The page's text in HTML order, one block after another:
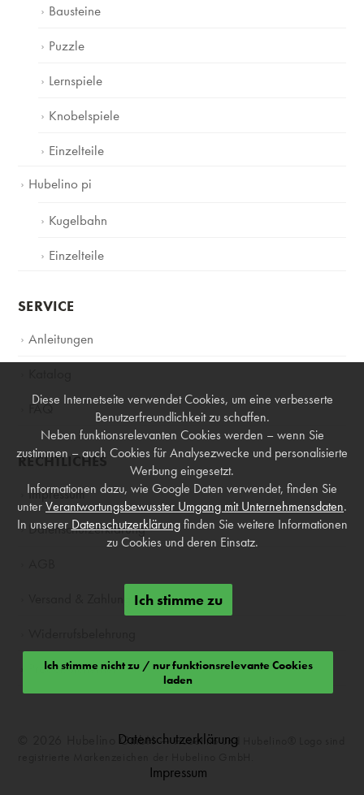
Bausteine
Puzzle
Lernspiele
Knobelspiele
Einzelteile
Hubelino pi
Kugelbahn
Einzelteile
SERVICE
Anleitungen
FAQ
RECHTLICHES
Impressum
Datenschutzerklärung
Produktsicherheit
© 2026 Hubelino GmbH —Hubelino und Hubelino® Logo sind
Diese Internetseite verwendet Cookies, um eine verbesserte
Benutzerfreundlichkeit zu schaffen.
Neben funktionsrelevanten Cookies werden – wenn Sie
zustimmen – auch Cookies für Analysezwecke und personalisierte
Werbung eingesetzt.
Informationen dazu, wie Google Daten verwendet, finden Sie
unterVerantwortungsbewusster Umgang mit Unternehmensdaten.
In unserer Datenschutzerklärungfinden Sie weitere Informationen
zu Cookies und deren Einsatz.
Ich stimme zu
Ich stimme nicht zu / nur funktionsrelevante Cookies
laden
Datenschutzerklärung
Impressum